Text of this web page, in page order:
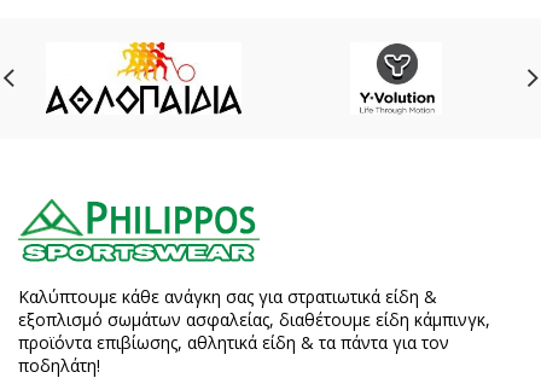
Καλύπτουμε κάθε ανάγκη σας για στρατιωτικά είδη &
εξοπλισμό σωμάτων ασφαλείας, διαθέτουμε είδη κάμπινγκ,
προϊόντα επιβίωσης, αθλητικά είδη & τα πάντα για τον
ποδηλάτη!